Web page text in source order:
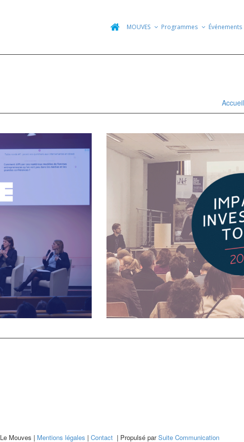
MOUVES Programmes Événements
Accueil
Mouves | Mentions légales | Contact| Propulsé parSuite Communication